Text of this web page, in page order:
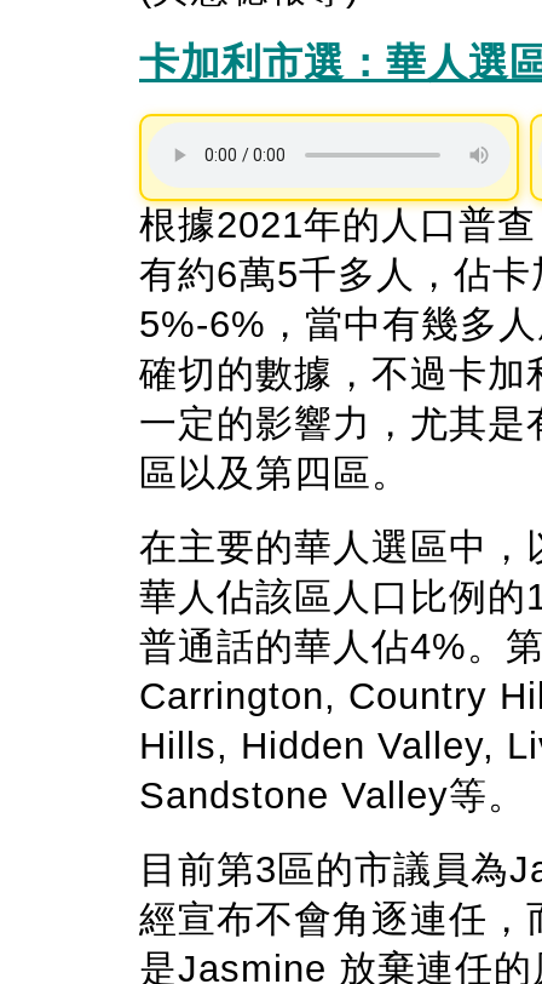
卡加利市選：華人選
根據2021年的人口普
有約6萬5千多人，佔
5%-6%，當中有幾多
確切的數據，不過卡
一定的影響力，尤其
區以及第四區。
在主要的華人選區中
華人佔該區人口比例
普通話的華人佔4%。
Carrington, Country
Hills, Hidden Valley,
Sandstone Valley等。
目前第3區的市議員為
經宣布不會角逐連任
是Jasmine 放棄連任